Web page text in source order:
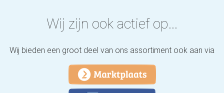
Wij zijn ook actief op...
Wij bieden een groot deel van ons assortiment ook aan via